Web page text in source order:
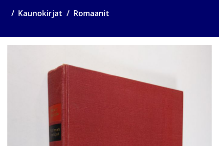
Kaunokirjat Romaanit